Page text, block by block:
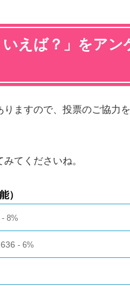
えば？」をアン
ますので、投票のご協力
てくださいね。
）
8%
6%